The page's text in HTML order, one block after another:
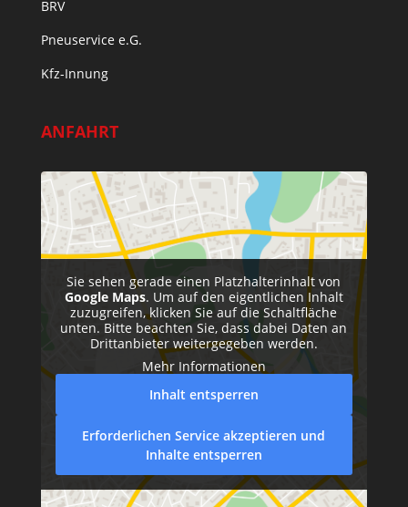
BRV
Pneuservice e.G.
Kfz-Innung
ANFAHRT
Sie sehen gerade einen Platzhalterinhalt von
Google Maps. Um auf den eigentlichen Inhalt
zuzugreifen, klicken Sie auf die Schaltfläche
unten. Bitte beachten Sie, dass dabei Daten an
Drittanbieter weitergegeben werden.
Mehr Informationen
Inhalt entsperren
Erforderlichen Service akzeptieren und
Inhalte entsperren